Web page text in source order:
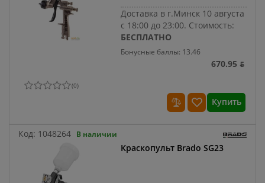
Доставка в г.Минск 10 августа
с 18:00 до 23:00. Стоимость:
БЕСПЛАТНО
Бонусные баллы: 13.46
670.95 ƃ
(0)
Купить
Код: 1048264 В наличии
Краскопульт Brado SG23